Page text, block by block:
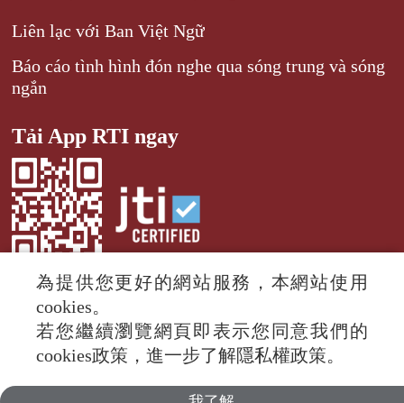
Liên lạc với Ban Việt Ngữ
Báo cáo tình hình đón nghe qua sóng trung và sóng
ngắn
Tải App RTI ngay
© 2024 RTI (Radio Taiwan International).
All rights reserved.
為提供您更好的網站服務，本網站使用
cookies。
若您繼續瀏覽網頁即表示您同意我們的
cookies政策，進一步了解隱私權政策。